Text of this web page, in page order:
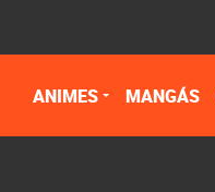
ANIMES MANGÁS